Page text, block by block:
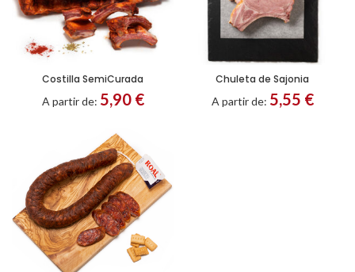
Porción Troceado
Costilla SemiCurada
A partir de: 5,90 €
Chuleta de Sajonia
A partir de: 5,55 €